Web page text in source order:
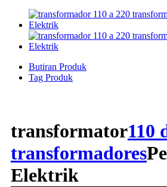
Butiran Produk
Tag Produk
transformator110
transformadores
Elektrik